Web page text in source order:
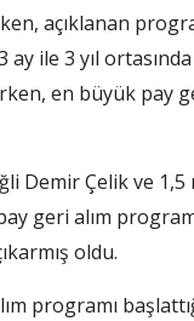
açıklanan
ay ile 3 yıl
en büyük pay
Demir Çelik ve
geri alım
oldu.
programı